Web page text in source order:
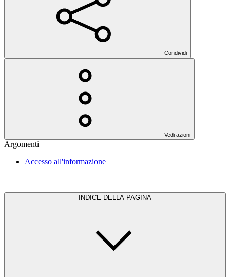
Condividi
Vedi azioni
Argomenti
Accesso all'informazione
INDICE DELLA PAGINA